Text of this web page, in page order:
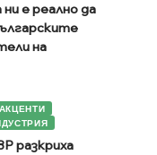
е реално да
на
АКЦЕНТИ
разкриха